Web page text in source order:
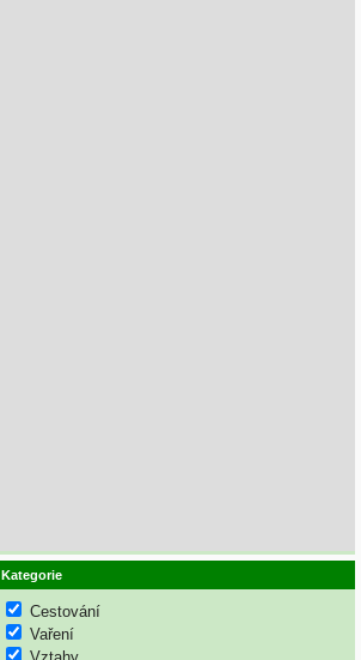
Kategorie
Cestování
Vaření